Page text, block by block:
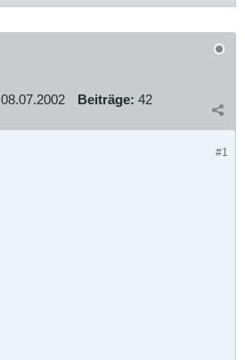
08.07.2002 Beiträge: 42
#1